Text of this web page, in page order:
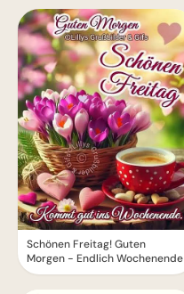
Schönen Freitag! Guten
Morgen - Endlich Wochenende